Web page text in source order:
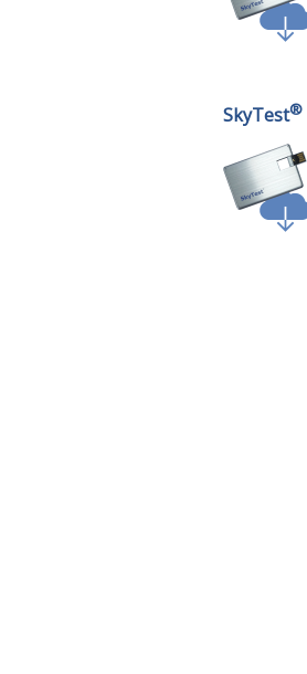
SkyTest®